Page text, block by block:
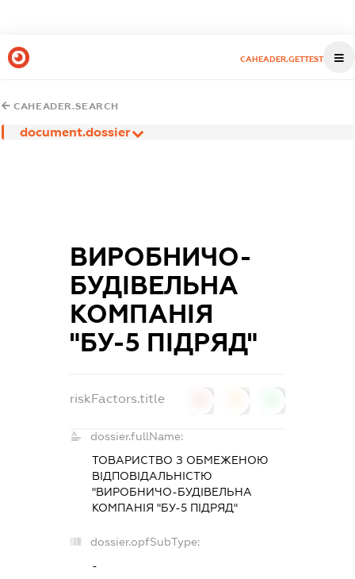
CAHEADER.GETTEST
CAHEADER.SEARCH
document.dossier
ВИРОБНИЧО-
БУДІВЕЛЬНА
КОМПАНІЯ
"БУ-5 ПІДРЯД"
riskFactors.title
dossier.fullName:
ТОВАРИСТВО З ОБМЕЖЕНОЮ
ВІДПОВІДАЛЬНІСТЮ
"ВИРОБНИЧО-БУДІВЕЛЬНА
КОМПАНІЯ "БУ-5 ПІДРЯД"
dossier.opfSubType:
-